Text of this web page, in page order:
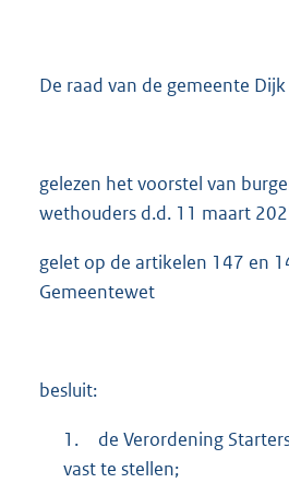
De raad van de gemeente
gelezen het voorstel van
wethouders d.d. 11 maart
gelet op de artikelen 147 en
Gemeentewet
besluit:
1.
de Verordening
vast te stellen;